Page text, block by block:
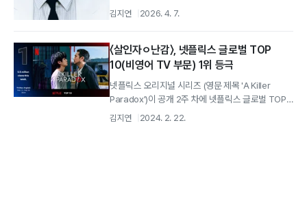
김지연 2026. 4. 7.
〈살인자ㅇ난감〉, 넷플릭스 글로벌 TOP
10(비영어 TV 부문) 1위 등극
넷플릭스 오리지널 시리즈 (영문 제목 'A Killer
Paradox')이 공개 2주 차에 넷플릭스 글로벌 TOP
10(비영어 TV...
김지연 2024. 2. 22.